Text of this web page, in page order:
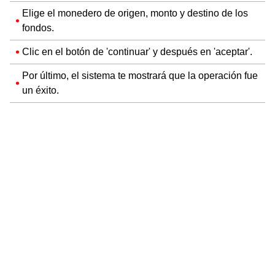
Elige el monedero de origen, monto y destino de los
fondos.
Clic en el botón de 'continuar' y después en 'aceptar'.
Por último, el sistema te mostrará que la operación fue
un éxito.